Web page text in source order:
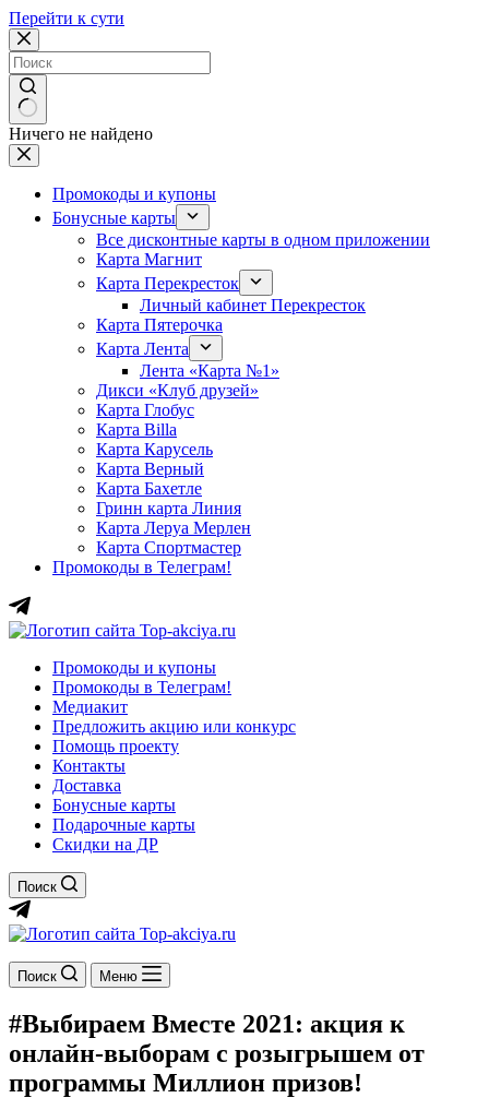
Перейти к сути
Ничего не найдено
Промокоды и купоны
Бонусные карты
Все дисконтные карты в одном приложении
Карта Магнит
Карта Перекресток
Личный кабинет Перекресток
Карта Пятерочка
Карта Лента
Лента «Карта №1»
Дикси «Клуб друзей»
Карта Глобус
Карта Billa
Карта Карусель
Карта Верный
Карта Бахетле
Гринн карта Линия
Карта Леруа Мерлен
Карта Спортмастер
Промокоды в Телеграм!
Промокоды и купоны
Промокоды в Телеграм!
Медиакит
Предложить акцию или конкурс
Помощь проекту
Контакты
Доставка
Бонусные карты
Подарочные карты
Скидки на ДР
Поиск
Поиск Меню
#Выбираем Вместе 2021: акция к
онлайн-выборам с розыгрышем от
программы Миллион призов!